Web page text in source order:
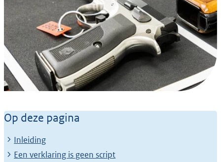
De kracht van
videoreconstructies in het
strafproces: ‘Je moet
Op deze pagina
Inleiding
Een verklaring is geen script